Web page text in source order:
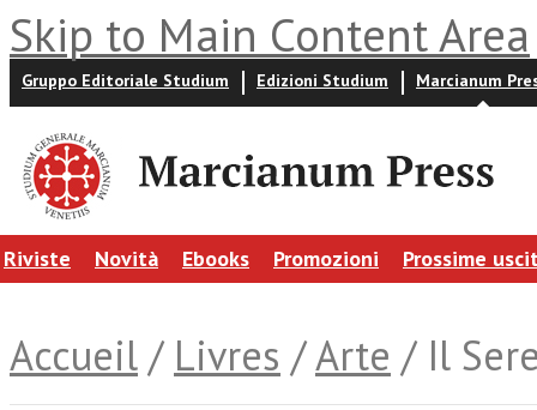
Skip to Main Content Area
Gruppo Editoriale Studium Edizioni Studium Marcianum
Riviste Novità Ebooks Promozioni Prossime
Accueil / Livres /Arte / Il